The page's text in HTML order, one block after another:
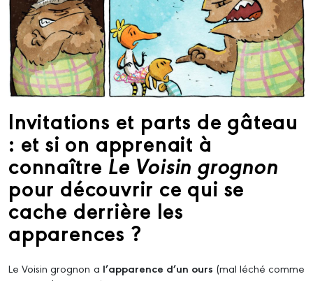
Invitations et parts de gâteau
: et si on apprenait à
connaître Le Voisin grognon
pour découvrir ce qui se
cache derrière les
apparences ?
Le Voisin grognon a l’apparence d’un ours (mal léché comme